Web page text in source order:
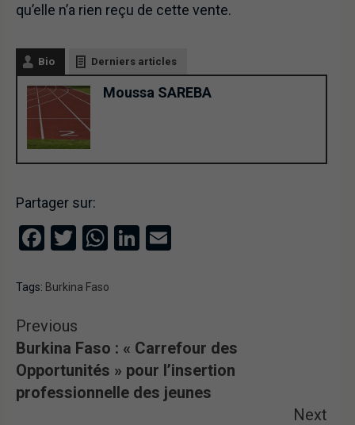
qu’elle n’a rien reçu de cette vente.
Bio Derniers articles
Moussa SAREBA
Partager sur:
Facebook
Twitter
WhatsApp
LinkedIn
Tags: Burkina Faso
Previous
Burkina Faso : « Carrefour des
Opportunités » pour l’insertion
professionnelle des jeunes
Next